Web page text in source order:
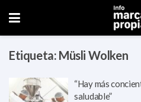
Etiqueta: Müsli Wolken
“Hay más
saludable”